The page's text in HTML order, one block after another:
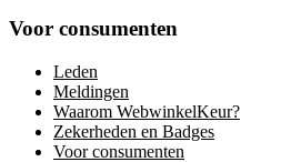
Voor consumenten
Leden
Meldingen
Waarom WebwinkelKeur?
Zekerheden en Badges
Voor consumenten